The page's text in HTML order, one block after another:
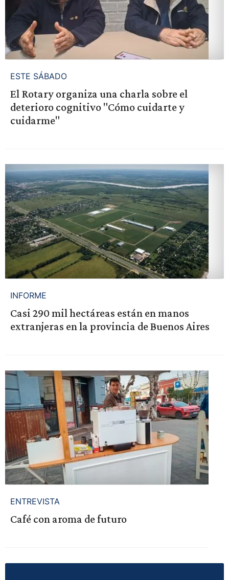
ESTE SÁBADO
El Rotary organiza una charla sobre el
deterioro cognitivo "Cómo cuidarte y
cuidarme"
INFORME
Casi 290 mil hectáreas están en manos
extranjeras en la provincia de Buenos Aires
ENTREVISTA
Café con aroma de futuro